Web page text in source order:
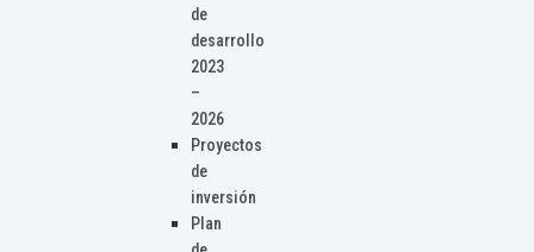
de
desarrollo
2023
–
2026
Proyectos
de
inversión
Plan